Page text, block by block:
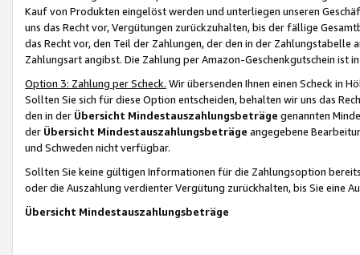
Kauf von Produkten eingelöst werden und unterliegen unseren
uns das Recht vor, Vergütungen zurückzuhalten, bis der fällige
das Recht vor, den Teil der Zahlungen, der den in der
Zahlungsart angibst. Die Zahlung per Amazon-Geschenkgutschein ist
Option 3: Zahlung per Scheck. Wir übersenden Ihnen einen Scheck in
Sollten Sie sich für diese Option entscheiden, behalten wir uns das
den in der Übersicht Mindestauszahlungsbeträge genannten
der Übersicht Mindestauszahlungsbeträge angegebene
und Schweden nicht verfügbar.
Sollten Sie keine gültigen Informationen für die Zahlungsoption
oder die Auszahlung verdienter Vergütung zurückhalten, bis Sie
Übersicht Mindestauszahlungsbeträge